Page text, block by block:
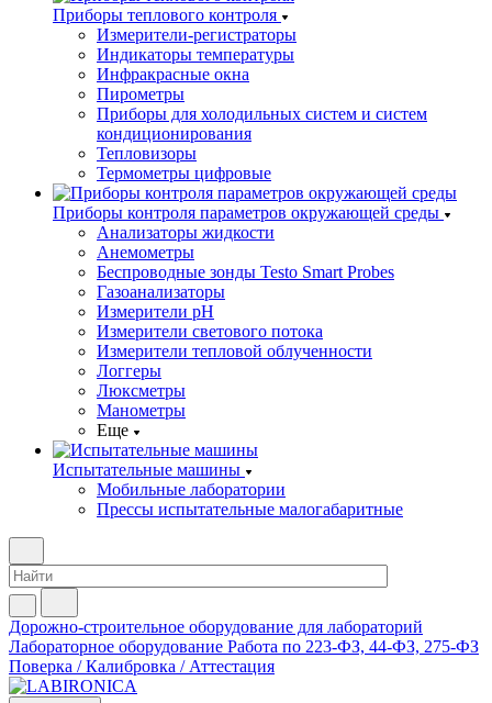
Приборы теплового контроля
Измерители-регистраторы
Индикаторы температуры
Инфракрасные окна
Пирометры
Приборы для холодильных систем и систем
кондиционирования
Тепловизоры
Термометры цифровые
Приборы контроля параметров окружающей среды
Анализаторы жидкости
Анемометры
Беспроводные зонды Testo Smart Probes
Газоанализаторы
Измерители pH
Измерители светового потока
Измерители тепловой облученности
Логгеры
Люксметры
Манометры
Еще
Испытательные машины
Мобильные лаборатории
Прессы испытательные малогабаритные
Дорожно-строительное оборудование для лабораторий
Лабораторное оборудование Работа по 223-ФЗ, 44-ФЗ, 275-ФЗ
Поверка / Калибровка / Аттестация